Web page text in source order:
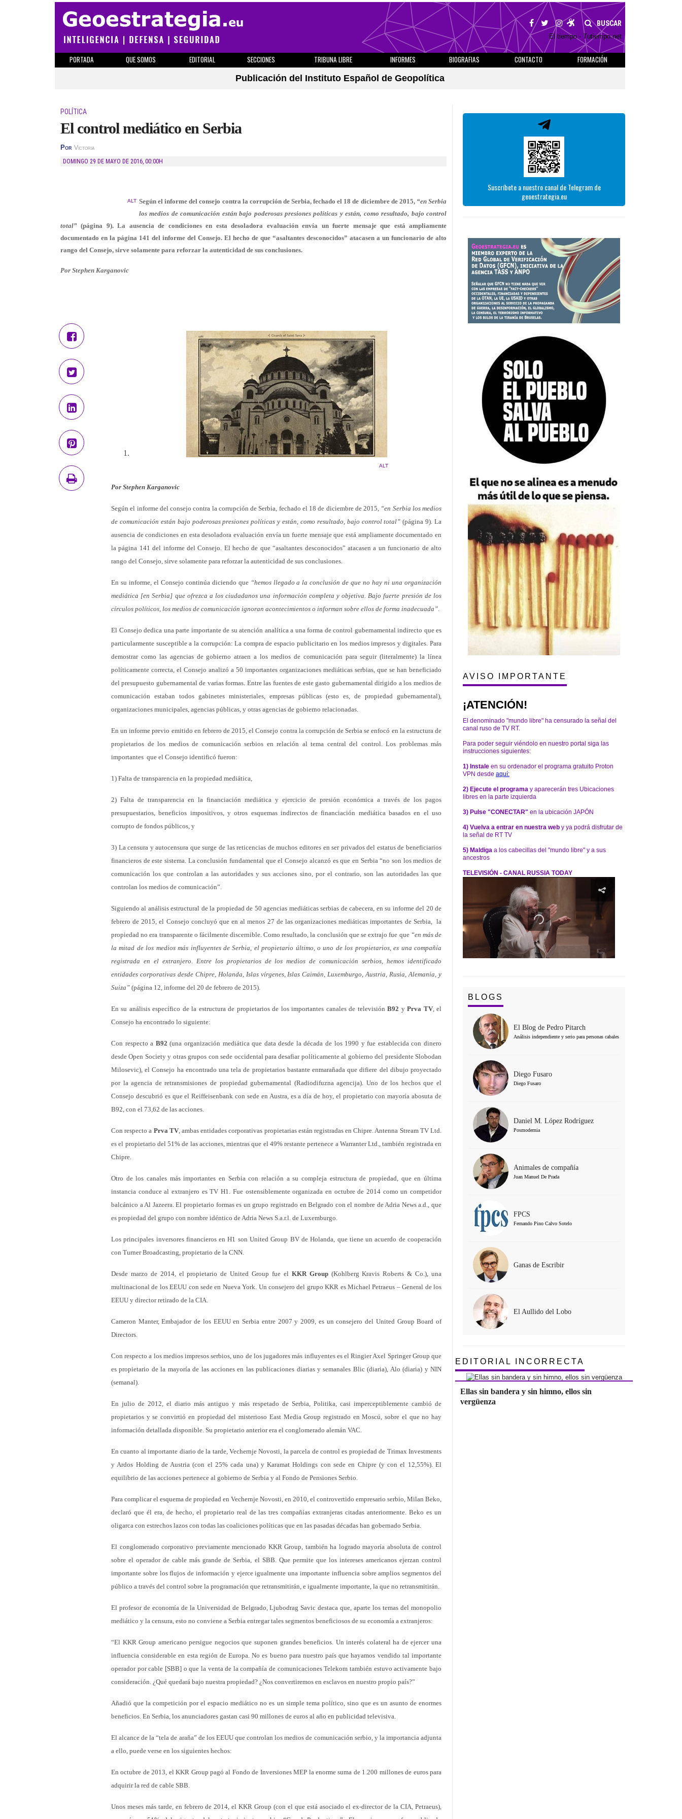
BUSCAR
El tiempo - Tutiempo.net
PORTADA QUE SOMOS EDITORIAL SECCIONES TRIBUNA LIBRE INFORMES BIOGRAFIAS CONTACTO
FORMACIÓN
Publicación del Instituto Español de Geopolítica
POLÍTICA
El control mediático en Serbia
Por Victoria
DOMINGO 29 DE MAYO DE 2016, 00:00H
ALT Según el informe del consejo contra la corrupción de Serbia, fechado el 18 de diciembre de 2015, “en Serbia
los medios de comunicación están bajo poderosas presiones políticas y están, como resultado, bajo control
total” (página 9). La ausencia de condiciones en esta desoladora evaluación envía un fuerte mensaje que está ampliamente
documentado en la página 141 del informe del Consejo. El hecho de que “asaltantes desconocidos” atacasen a un funcionario de alto
rango del Consejo, sirve solamente para reforzar la autenticidad de sus conclusiones.
Por Stephen Karganovic
ALT
Por Stephen Karganovic
Según el informe del consejo contra la corrupción de Serbia, fechado el 18 de diciembre de 2015, “en Serbia los medios
de comunicación están bajo poderosas presiones políticas y están, como resultado, bajo control total” (página 9). La
ausencia de condiciones en esta desoladora evaluación envía un fuerte mensaje que está ampliamente documentado en
la página 141 del informe del Consejo. El hecho de que “asaltantes desconocidos” atacasen a un funcionario de alto
rango del Consejo, sirve solamente para reforzar la autenticidad de sus conclusiones.
En su informe, el Consejo continúa diciendo que “hemos llegado a la conclusión de que no hay ni una organización
mediática [en Serbia] que ofrezca a los ciudadanos una información completa y objetiva. Bajo fuerte presión de los
círculos políticos, los medios de comunicación ignoran acontecimientos o informan sobre ellos de forma inadecuada”.
El Consejo dedica una parte importante de su atención analítica a una forma de control gubernamental indirecto que es
particularmente susceptible a la corrupción: La compra de espacio publicitario en los medios impresos y digitales. Para
demostrar como las agencias de gobierno atraen a los medios de comunicación para seguir (literalmente) la línea
políticamente correcta, el Consejo analizó a 50 importantes organizaciones mediáticas serbias, que se han beneficiado
del presupuesto gubernamental de varias formas. Entre las fuentes de este gasto gubernamental dirigido a los medios de
comunicación estaban todos gabinetes ministeriales, empresas públicas (esto es, de propiedad gubernamental),
organizaciones municipales, agencias públicas, y otras agencias de gobierno relacionadas.
En un informe previo emitido en febrero de 2015, el Consejo contra la corrupción de Serbia se enfocó en la estructura de
propietarios de los medios de comunicación serbios en relación al tema central del control. Los problemas más
importantes que el Consejo identificó fueron:
1) Falta de transparencia en la propiedad mediática,
2) Falta de transparencia en la financiación mediática y ejercicio de presión económica a través de los pagos
presupuestarios, beneficios impositivos, y otros esquemas indirectos de financiación mediática basados en el uso
corrupto de fondos públicos, y
3) La censura y autocensura que surge de las reticencias de muchos editores en ser privados del estatus de beneficiarios
financieros de este sistema. La conclusión fundamental que el Consejo alcanzó es que en Serbia “no son los medios de
comunicación los que controlan a las autoridades y sus acciones sino, por el contrario, son las autoridades las que
controlan los medios de comunicación”.
Siguiendo al análisis estructural de la propiedad de 50 agencias mediáticas serbias de cabecera, en su informe del 20 de
febrero de 2015, el Consejo concluyó que en al menos 27 de las organizaciones mediáticas importantes de Serbia, la
propiedad no era transparente o fácilmente discernible. Como resultado, la conclusión que se extrajo fue que“en más de
la mitad de los medios más influyentes de Serbia, el propietario último, o uno de los propietarios, es una compañía
registrada en el extranjero. Entre los propietarios de los medios de comunicación serbios, hemos identificado
entidades corporativas desde Chipre, Holanda, Islas vírgenes, Islas Caimán, Luxemburgo, Austria, Rusia, Alemania, y
Suiza” (página 12, informe del 20 de febrero de 2015).
En su análisis específico de la estructura de propietarios de los importantes canales de televisiónB92 yPrva TV, el
Consejo ha encontrado lo siguiente:
Con respecto a B92(una organización mediática que data desde la década de los 1990 y fue establecida con dinero
desde Open Society y otras grupos con sede occidental para desafiar políticamente al gobierno del presidente Slobodan
Milosevic), el Consejo ha encontrado una tela de propietarios bastante enmarañada que difiere del dibujo proyectado
por la agencia de retransmisiones de propiedad gubernamental (Radiodifuzna agencija). Uno de los hechos que el
Consejo descubrió es que el Reiffeisenbank con sede en Austra, es a día de hoy, el propietario con mayoría abosuta de
B92, con el 73,62 de las acciones.
Con respecto a Prva TV, ambas entidades corporativas propietarias están registradas en Chipre. Antenna Stream TV Ltd.
es el propietario del 51% de las acciones, mientras que el 49% restante pertenece a Warranter Ltd., también registrada en
Chipre.
Otro de los canales más importantes en Serbia con relación a su compleja estructura de propiedad, que en última
instancia conduce al extranjero es TV H1. Fue ostensiblemente organizada en octubre de 2014 como un competidor
balcánico a Al Jazeera. El propietario formas es un grupo registrado en Belgrado con el nombre de Adria News a.d., que
es propiedad del grupo con nombre idéntico de Adria News S.a.r.l. de Luxemburgo.
Los principales inversores financieros en H1 son United Group BV de Holanda, que tiene un acuerdo de cooperación
con Turner Broadcasting, propietario de la CNN.
Desde marzo de 2014, el propietario de United Group fue el KKR Group(Kohlberg Kravis Roberts & Co.), una
multinacional de los EEUU con sede en Nueva York. Un consejero del grupo KKR es Michael Petraeus – General de los
EEUU y director retirado de la CIA.
Cameron Manter, Embajador de los EEUU en Serbia entre 2007 y 2009, es un consejero del United Group Board of
Directors.
Con respecto a los medios impresos serbios, uno de los jugadores más influyentes es el Ringier Axel Springer Group que
es propietario de la mayoría de las acciones en las publicaciones diarias y semanales Blic (diaria), Alo (diaria) y NIN
(semanal).
En julio de 2012, el diario más antiguo y más respetado de Serbia, Politika, casi imperceptiblemente cambió de
propietarios y se convirtió en propiedad del misterioso East Media Group registrado en Moscú, sobre el que no hay
información detallada disponible. Su propietario anterior era el conglomerado alemán VAC.
En cuanto al importante diario de la tarde, Vechernje Novosti, la parcela de control es propiedad de Trimax Investments
y Ardos Holding de Austria (con el 25% cada una) y Karamat Holdings con sede en Chipre (y con el 12,55%). El
equilibrio de las acciones pertenece al gobierno de Serbia y al Fondo de Pensiones Serbio.
Para complicar el esquema de propiedad en Vechernje Novosti, en 2010, el controvertido empresario serbio, Milan Beko,
declaró que él era, de hecho, el propietario real de las tres compañías extranjeras citadas anteriormente. Beko es un
oligarca con estrechos lazos con todas las coaliciones políticas que en las pasadas décadas han gobernado Serbia.
El conglomerado corporativo previamente mencionado KKR Group, también ha logrado mayoría absoluta de control
sobre el operador de cable más grande de Serbia, el SBB. Que permite que los intereses americanos ejerzan control
importante sobre los flujos de información y ejerce igualmente una importante influencia sobre amplios segmentos del
público a través del control sobre la programación que retransmitirán, e igualmente importante, la que no retransmitirán.
El profesor de economía de la Universidad de Belgrado, Ljubodrag Savic destaca que, aparte los temas del monopolio
mediático y la censura, esto no conviene a Serbia entregar tales segmentos beneficiosos de su economía a extranjeros:
“El KKR Group americano persigue negocios que suponen grandes beneficios. Un interés colateral ha de ejercer una
influencia considerable en esta región de Europa. No es bueno para nuestro país que hayamos vendido tal importante
operador por cable [SBB] o que la venta de la compañía de comunicaciones Telekom también estuvo activamente bajo
consideración. ¿Qué quedará bajo nuestra propiedad? ¿Nos convertiremos en esclavos en nuestro propio país?”
Añadió que la competición por el espacio mediático no es un simple tema político, sino que es un asunto de enormes
beneficios. En Serbia, los anunciadores gastan casi 90 millones de euros al año en publicidad televisiva.
El alcance de la “tela de araña” de los EEUU que controlan los medios de comunicación serbio, y la importancia adjunta
a ello, puede verse en los siguientes hechos:
En octubre de 2013, el KKR Group pagó al Fondo de Inversiones MEP la enorme suma de 1.200 millones de euros para
adquirir la red de cable SBB.
Unos meses más tarde, en febrero de 2014, el KKR Group (con el que está asociado el ex-director de la CIA, Petraeus),
Suscríbete a nuestro canal de Telegram de
geoestrategia.eu
AVISO IMPORTANTE
¡ATENCIÓN!
El denominado "mundo libre" ha censurado la señal del
canal ruso de TV RT.
Para poder seguir viéndolo en nuestro portal siga las
instrucciones siguientes:
1) Instale en su ordenador el programa gratuito Proton
VPN desde aquí:
2) Ejecute el programa y aparecerán tres Ubicaciones
libres en la parte izquierda
3) Pulse "CONECTAR" en la ubicación JAPÓN
4) Vuelva a entrar en nuestra web y ya podrá disfrutar de
la señal de RT TV
5) Maldiga a los cabecillas del "mundo libre" y a sus
ancestros
TELEVISIÓN - CANAL RUSSIA TODAY
BLOGS
El Blog de Pedro Pitarch
Análisis independiente y serio para personas cabales
Diego Fusaro
Diego Fusaro
Daniel M. López Rodríguez
Posmodernia
Animales de compañía
Juan Manuel De Prada
FPCS
Fernando Pino Calvo Sotelo
Ganas de Escribir
El Aullido del Lobo
EDITORIAL INCORRECTA
Ellas sin bandera y sin himno, ellos sin
vergüenza